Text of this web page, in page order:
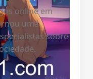
online em
uma
sobre